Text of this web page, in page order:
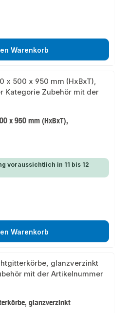
Warenkorb
x 950 mm (HxBxT),
voraussichtlich in 11 bis 12
Warenkorb
glanzverzinkt